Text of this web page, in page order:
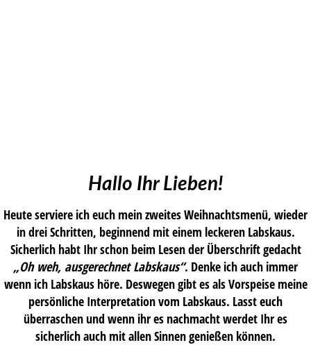
Hallo Ihr Lieben!
Heute serviere ich euch mein zweites Weihnachtsmenü, wieder
in drei Schritten, beginnend mit einem leckeren Labskaus.
Sicherlich habt Ihr schon beim Lesen der Überschrift gedacht
„Oh weh, ausgerechnet Labskaus“. Denke ich auch immer
wenn ich Labskaus höre. Deswegen gibt es als Vorspeise meine
persönliche Interpretation vom Labskaus. Lasst euch
überraschen und wenn ihr es nachmacht werdet Ihr es
sicherlich auch mit allen Sinnen genießen können.